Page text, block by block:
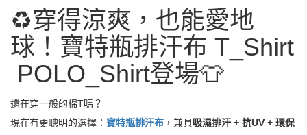
♻穿得涼爽，也能愛地
球！寶特瓶排汗布 T_Shirt
POLO_Shirt登場👕
還在穿一般的棉T嗎？
現在有更聰明的選擇： 寶特瓶排汗布 ，兼具吸濕排汗 + 抗UV + 環保